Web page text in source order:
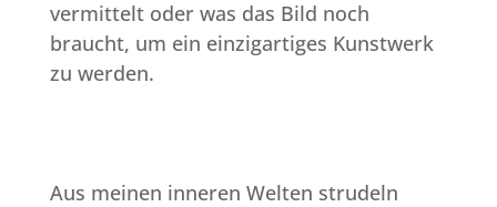
vermittelt oder was das Bild noch
braucht, um ein einzigartiges Kunstwerk
zu werden.
Aus meinen inneren Welten strudeln